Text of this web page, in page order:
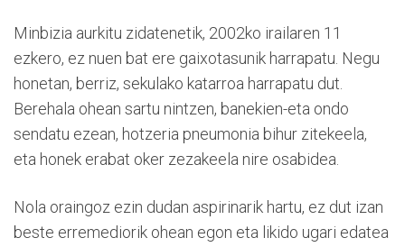
Minbizia aurkitu zidatenetik, 2002ko irailaren 11
ezkero, ez nuen bat ere gaixotasunik harrapatu. Negu
honetan, berriz, sekulako katarroa harrapatu dut.
Berehala ohean sartu nintzen, banekien-eta ondo
sendatu ezean, hotzeria pneumonia bihur zitekeela,
eta honek erabat oker zezakeela nire osabidea.
Nola oraingoz ezin dudan aspirinarik hartu, ez dut izan
beste erremediorik ohean egon eta likido ugari edatea